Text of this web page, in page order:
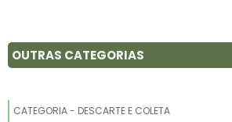
COLETA PILHAS E BATERIAS
ONDE DESCARTAR BATERIA DE CELULAR
OUTRAS CATEGORIAS
CATEGORIA - DESCARTE E COLETA